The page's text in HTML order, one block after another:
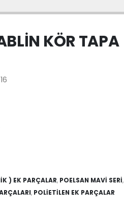
KÖR TAPA
) EK PARÇALAR, POELSAN MAVİ SERİ,
, POLİETİLEN EK PARÇALAR